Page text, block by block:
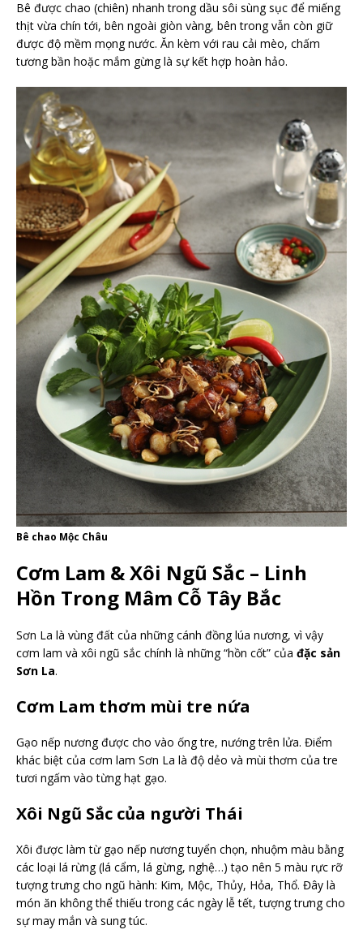
Bê được chao (chiên) nhanh trong dầu sôi sùng sục để miếng
thịt vừa chín tới, bên ngoài giòn vàng, bên trong vẫn còn giữ
được độ mềm mọng nước. Ăn kèm với rau cải mèo, chấm
tương bần hoặc mắm gừng là sự kết hợp hoàn hảo.
Bê chao Mộc Châu
Cơm Lam & Xôi Ngũ Sắc – Linh
Hồn Trong Mâm Cỗ Tây Bắc
Sơn La là vùng đất của những cánh đồng lúa nương, vì vậy
cơm lam và xôi ngũ sắc chính là những “hồn cốt” của đặc sản
Sơn La.
Cơm Lam thơm mùi tre nứa
Gạo nếp nương được cho vào ống tre, nướng trên lửa. Điểm
khác biệt của cơm lam Sơn La là độ dẻo và mùi thơm của tre
tươi ngấm vào từng hạt gạo.
Xôi Ngũ Sắc của người Thái
Xôi được làm từ gạo nếp nương tuyển chọn, nhuộm màu bằng
các loại lá rừng (lá cẩm, lá gừng, nghệ…) tạo nên 5 màu rực rỡ
tượng trưng cho ngũ hành: Kim, Mộc, Thủy, Hỏa, Thổ. Đây là
món ăn không thể thiếu trong các ngày lễ tết, tượng trưng cho
sự may mắn và sung túc.